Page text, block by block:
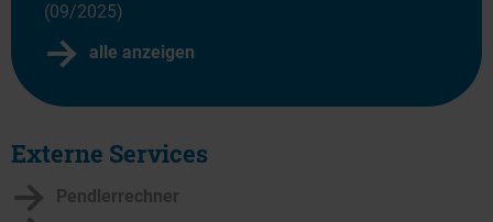
Externe Services
Pendlerrechner
(09/2025)
alle anzeigen